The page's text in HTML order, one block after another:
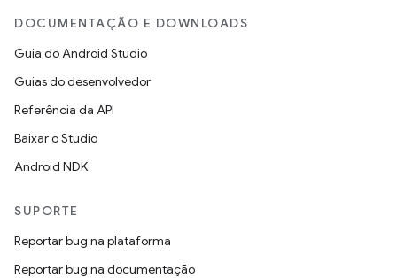
DOCUMENTAÇÃO E DOWNLOADS
Guia do Android Studio
Guias do desenvolvedor
Referência da API
Baixar o Studio
Android NDK
SUPORTE
Reportar bug na plataforma
Reportar bug na documentação